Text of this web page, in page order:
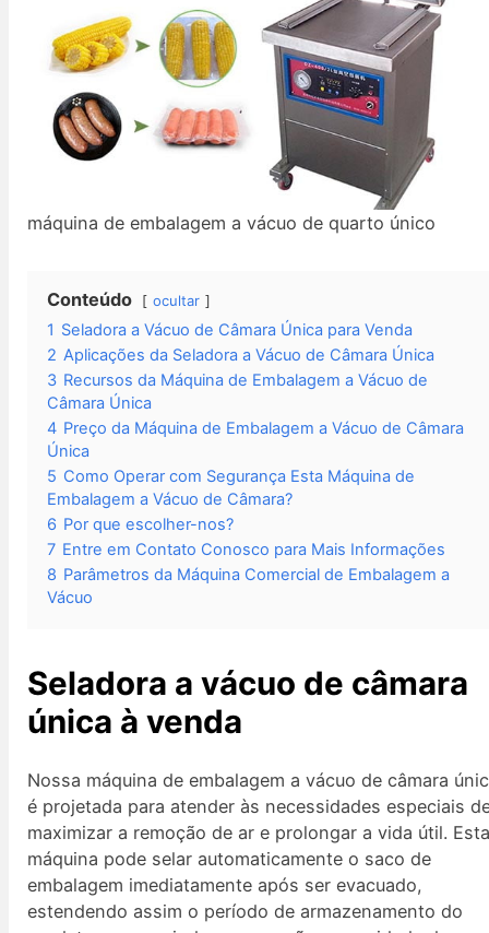
máquina de embalagem a vácuo de quarto único
Conteúdo ocultar
1 Seladora a Vácuo de Câmara Única para Venda
2 Aplicações da Seladora a Vácuo de Câmara Única
3 Recursos da Máquina de Embalagem a Vácuo de
Câmara Única
4 Preço da Máquina de Embalagem a Vácuo de Câmara
Única
5 Como Operar com Segurança Esta Máquina de
Embalagem a Vácuo de Câmara?
6 Por que escolher-nos?
7 Entre em Contato Conosco para Mais Informações
8 Parâmetros da Máquina Comercial de Embalagem a
Vácuo
Seladora a vácuo de câmara
única à venda
Nossa máquina de embalagem a vácuo de câmara
é projetada para atender às necessidades especiais
maximizar a remoção de ar e prolongar a vida útil.
máquina pode selar automaticamente o saco de
embalagem imediatamente após ser evacuado,
estendendo assim o período de armazenamento do